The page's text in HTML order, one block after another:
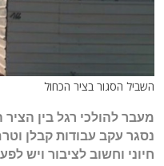
השביל הסגור בציר הכחול
מעבר להולכי רגל בין הציר
נסגר עקב עבודות קבלן
חיוני וחשוב לציבור ויש